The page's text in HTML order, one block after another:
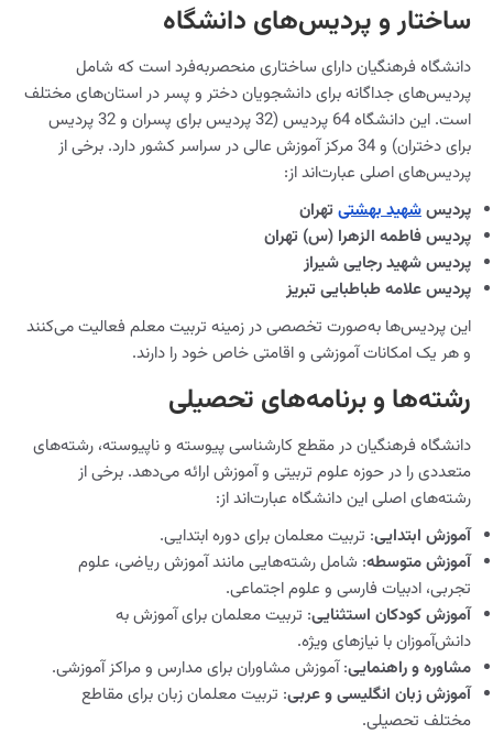
ساختار و پردیس‌های دانشگاه
دانشگاه فرهنگیان دارای ساختاری منحصربه‌فرد است که شامل
پردیس‌های جداگانه برای دانشجویان دختر و پسر در استان‌های مختلف
است. این دانشگاه 64 پردیس (32 پردیس برای پسران و 32 پردیس
برای دختران) و 34 مرکز آموزش عالی در سراسر کشور دارد. برخی از
پردیس‌های اصلی عبارت‌اند از:
پردیسشهید بهشتی تهران
پردیس فاطمه الزهرا (س) تهران
پردیس شهید رجایی شیراز
پردیس علامه طباطبایی تبریز
این پردیس‌ها به‌صورت تخصصی در زمینه تربیت معلم فعالیت می‌کنند
و هر یک امکانات آموزشی و اقامتی خاص خود را دارند.
رشته‌ها و برنامه‌های تحصیلی
دانشگاه فرهنگیان در مقطع کارشناسی پیوسته و ناپیوسته، رشته‌های
متعددی را در حوزه علوم تربیتی و آموزش ارائه می‌دهد. برخی از
رشته‌های اصلی این دانشگاه عبارت‌اند از:
آموزش ابتدایی: تربیت معلمان برای دوره ابتدایی.
آموزش متوسطه: شامل رشته‌هایی مانند آموزش ریاضی، علوم
تجربی، ادبیات فارسی و علوم اجتماعی.
آموزش کودکان استثنایی: تربیت معلمان برای آموزش به
دانش‌آموزان با نیازهای ویژه.
مشاوره و راهنمایی: آموزش مشاوران برای مدارس و مراکز آموزشی.
آموزش زبان انگلیسی و عربی: تربیت معلمان زبان برای مقاطع
مختلف تحصیلی.